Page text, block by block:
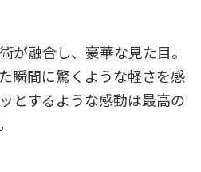
が融合し、豪華な見た目。
瞬間に驚くような軽さを感
とするような感動は最高の